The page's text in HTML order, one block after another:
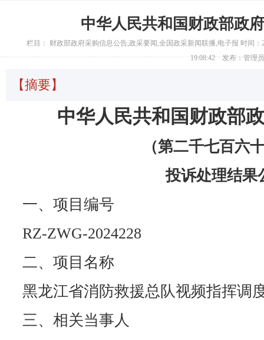
中华人民共和国财政部政
栏目： 财政部政府采购信息公告,政采要闻,全国政采新闻联播,电子报 时间：
19:08:42 发布：管理
【摘要】
中华人民共和国财政部
（第二千七百六
投诉处理结果
一、项目编号
RZ-ZWG-2024228
二、项目名称
黑龙江省消防救援总队视频指挥调
三、相关当事人